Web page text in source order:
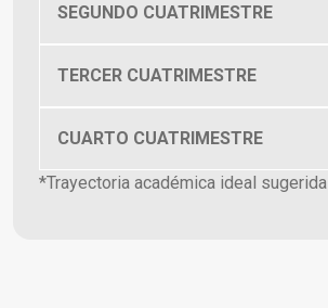
SEGUNDO CUATRIMESTRE
TERCER CUATRIMESTRE
CUARTO CUATRIMESTRE
*Trayectoria académica ideal sugerida